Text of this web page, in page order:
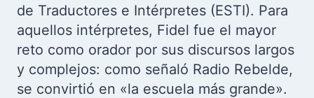
de Traductores e Intérpretes (ESTI). Para
aquellos intérpretes, Fidel fue el mayor
reto como orador por sus discursos largos
y complejos: como señaló Radio Rebelde,
se convirtió en «la escuela más grande».